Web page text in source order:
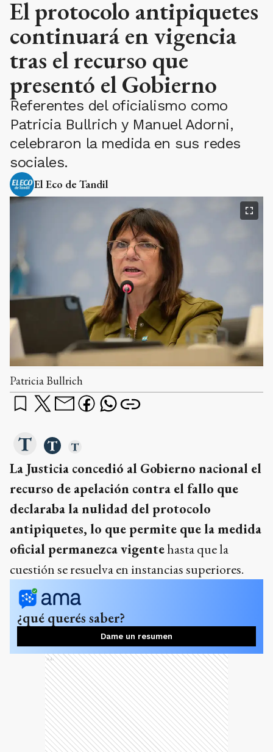
El protocolo antipiquetes
continuará en vigencia
tras el recurso que
presentó el Gobierno
Referentes del oficialismo como
Patricia Bullrich y Manuel Adorni,
celebraron la medida en sus redes
sociales.
El Eco de Tandil
Patricia Bullrich
La Justicia concedió al Gobierno nacional el
recurso de apelación contra el fallo que
declaraba la nulidad del protocolo
antipiquetes, lo que permite que la medida
oficial permanezca vigentehasta que la
cuestión se resuelva en instancias superiores.
¿qué querés saber?
Dame un resumen
Ads